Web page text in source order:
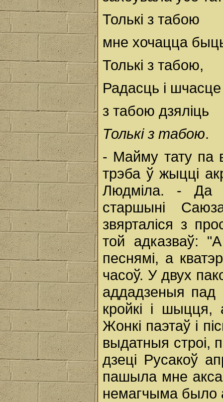
Толькі з табою
мне хочацца
Толькі з табою,
Радасць і шчасце
з табою дзяліць
Толькі з табою.
- Майму тату па
трэба ў жыцці
Людміла. - Да
старшыні
звярталіся з
той адказваў:
песнямі, а
часоў. У двух
аддадзеныя
кройкі і шыцця,
Жонкі паэтаў і
выдатныя строі,
дзеці Русакоў
пашыла мне
немагчыма было